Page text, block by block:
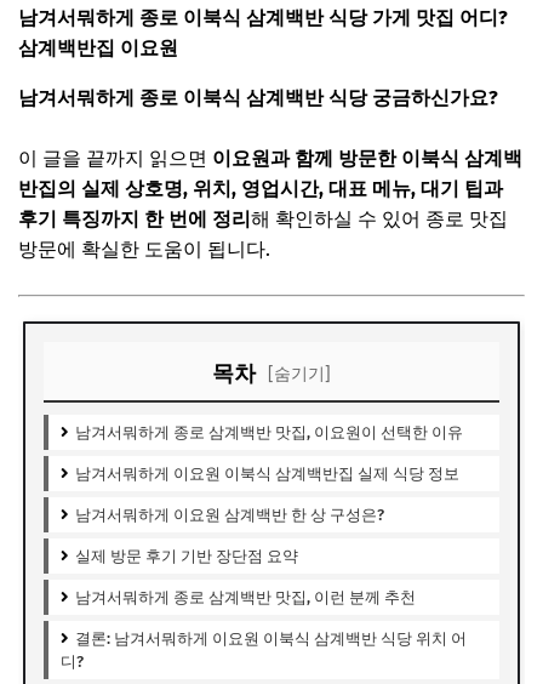
남겨서뭐하게 종로 이북식 삼계백반 식당 가게 맛집 어디?
삼계백반집 이요원
남겨서뭐하게 종로 이북식 삼계백반 식당 궁금하신가요?
이 글을 끝까지 읽으면 이요원과 함께 방문한 이북식 삼계백
반집의 실제 상호명, 위치, 영업시간, 대표 메뉴, 대기 팁과
후기 특징까지 한 번에 정리해 확인하실 수 있어 종로 맛집
방문에 확실한 도움이 됩니다.
목차 [숨기기]
남겨서뭐하게 종로 삼계백반 맛집, 이요원이 선택한 이유
남겨서뭐하게 이요원 이북식 삼계백반집 실제 식당 정보
남겨서뭐하게 이요원 삼계백반 한 상 구성은?
실제 방문 후기 기반 장단점 요약
남겨서뭐하게 종로 삼계백반 맛집, 이런 분께 추천
결론: 남겨서뭐하게 이요원 이북식 삼계백반 식당 위치 어
디?